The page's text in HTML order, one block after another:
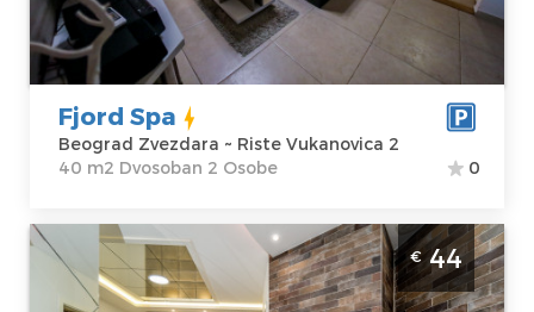
Vukanovica 2
Cena43 €
Dvosoban
Fjord Spa
Beograd Zvezdara ~ Riste Vukanovica 2
40 m2 Dvosoban 2 Osobe
0
Studio Apartman Freya Beograd Zvezdara
Apartman sa djakuzijem u Mirijevu, idealan
za dvoje
€44